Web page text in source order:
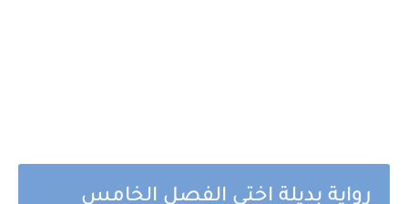
رواية بديلة اختي الفصل الخامس